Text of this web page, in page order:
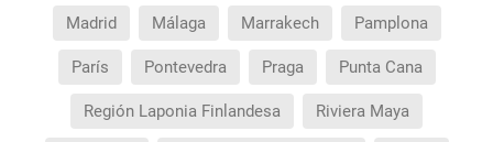
Madrid Málaga Marrakech Pamplona
París Pontevedra Praga Punta Cana
Región Laponia Finlandesa Riviera Maya